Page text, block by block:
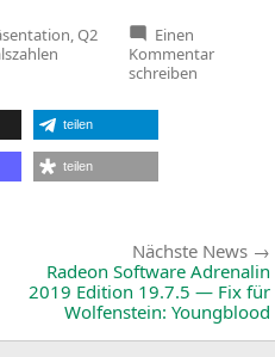
Q2
Einen
Kommentarzu
schreiben
teilen
teilen
Nächste News
Radeon Software Adrenalin
2019 Edition 19.7.5 — Fix für
Wolfenstein: Youngblood